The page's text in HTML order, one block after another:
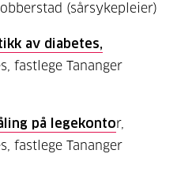
(sårsykepleier)
av diabetes,
fastlege Tananger
på legekontor,
fastlege Tananger